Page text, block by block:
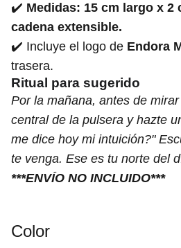
✔️ Medidas: 15 cm largo x 2
cadena extensible.
✔️ Incluye el logo de Endora
trasera.
Ritual para sugerido
Por la mañana, antes de
central de la pulsera y hazte
me dice hoy mi intuición?"
te venga. Ese es tu norte del
***ENVÍO NO INCLUIDO***
Color